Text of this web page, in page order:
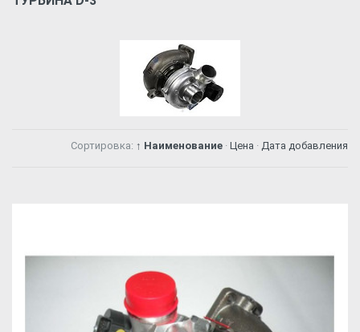
Сортировка: ↑ Наименование · Цена · Дата добавления